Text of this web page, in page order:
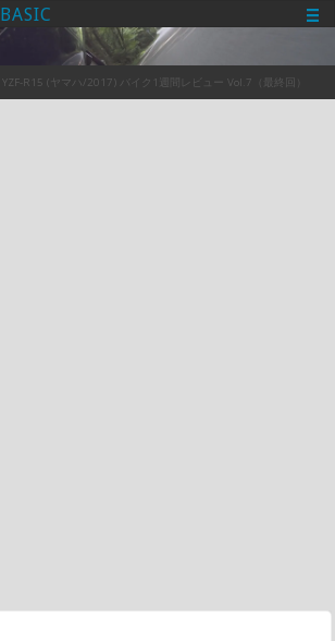
BASIC
YZF-R15 (ヤマハ/2017) バイク1週間レビュー Vol.7（最終回）